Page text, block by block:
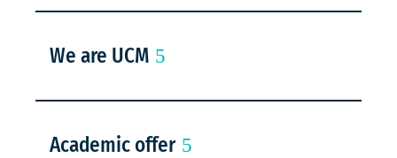
We are UCM
Academic offer